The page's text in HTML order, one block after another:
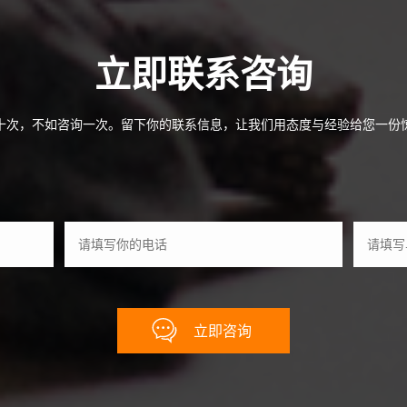
立即联系咨询
次，不如咨询一次。留下你的联系信息，让我们用态度与经验给您一份
立即咨询